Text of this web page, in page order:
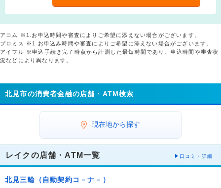
アコム ※1.お申込時間や審査によりご希望に添えない場合がございます。
プロミス ※1 お申込み時間や審査によりご希望に添えない場合がございます。
アイフル ※申込手続き完了時点から計測した最短時間であり、申込時間や審査状
況などにより異なります。
北見市の消費者金融の店舗・ATM検索
現在地から探す
レイクの店舗・ATM一覧 口コミ・詳細
北見三輪（自動契約コ－ナ－）